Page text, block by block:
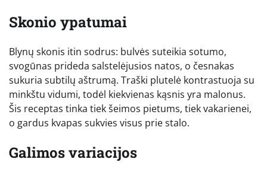
Skonio ypatumai
Blynų skonis itin sodrus: bulvės suteikia sotumo,
svogūnas prideda salstelėjusios natos, o česnakas
sukuria subtilų aštrumą. Traški plutelė kontrastuoja su
minkštu vidumi, todėl kiekvienas kąsnis yra malonus.
Šis receptas tinka tiek šeimos pietums, tiek vakarienei,
o gardus kvapas sukvies visus prie stalo.
Galimos variacijos